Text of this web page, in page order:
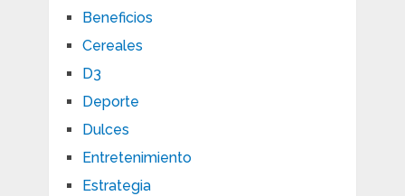
Beneficios
Cereales
D3
Deporte
Dulces
Entretenimiento
Estrategia